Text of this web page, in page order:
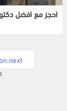
احجز مع افضل